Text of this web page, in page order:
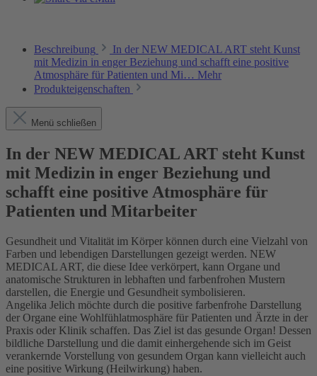
Beschreibung
In der NEW MEDICAL ART steht Kunst
mit Medizin in enger Beziehung und schafft eine positive
Atmosphäre für Patienten und Mi… Mehr
Produkteigenschaften
Menü schließen
In der NEW MEDICAL ART steht Kunst
mit Medizin in enger Beziehung und
schafft eine positive Atmosphäre für
Patienten und Mitarbeiter
Gesundheit und Vitalität im Körper können durch eine Vielzahl von
Farben und lebendigen Darstellungen gezeigt werden. NEW
MEDICAL ART, die diese Idee verkörpert, kann Organe und
anatomische Strukturen in lebhaften und farbenfrohen Mustern
darstellen, die Energie und Gesundheit symbolisieren.
Angelika Jelich möchte durch die positive farbenfrohe Darstellung
der Organe eine Wohlfühlatmosphäre für Patienten und Ärzte in der
Praxis oder Klinik schaffen. Das Ziel ist das gesunde Organ! Dessen
bildliche Darstellung und die damit einhergehende sich im Geist
verankernde Vorstellung von gesundem Organ kann vielleicht auch
eine positive Wirkung (Heilwirkung) haben.